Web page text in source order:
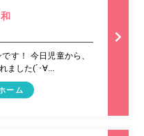
す！ 今日児童から、
した(´･∀...
ーム